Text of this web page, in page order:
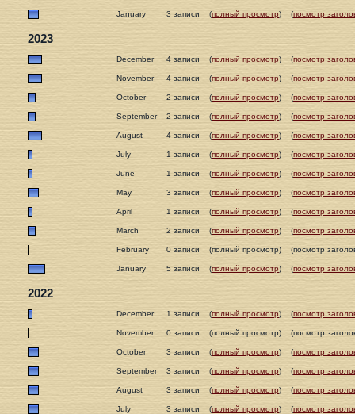
January 3 записи (полный просмотр) (посмотр
2023
December 4 записи (полный просмотр) (посмотр
November 4 записи (полный просмотр) (посмотр
October 2 записи (полный просмотр) (посмотр
September 2 записи (полный просмотр) (посмотр
August 4 записи (полный просмотр) (посмотр
July 1 записи (полный просмотр) (посмотр
June 1 записи (полный просмотр) (посмотр
May 3 записи (полный просмотр) (посмотр
April 1 записи (полный просмотр) (посмотр
March 2 записи (полный просмотр) (посмотр
February 0 записи (полный просмотр) (посмотр
January 5 записи (полный просмотр) (посмотр
2022
December 1 записи (полный просмотр) (посмотр
November 0 записи (полный просмотр) (посмотр
October 3 записи (полный просмотр) (посмотр
September 3 записи (полный просмотр) (посмотр
August 3 записи (полный просмотр) (посмотр
July 3 записи (полный просмотр) (посмотр